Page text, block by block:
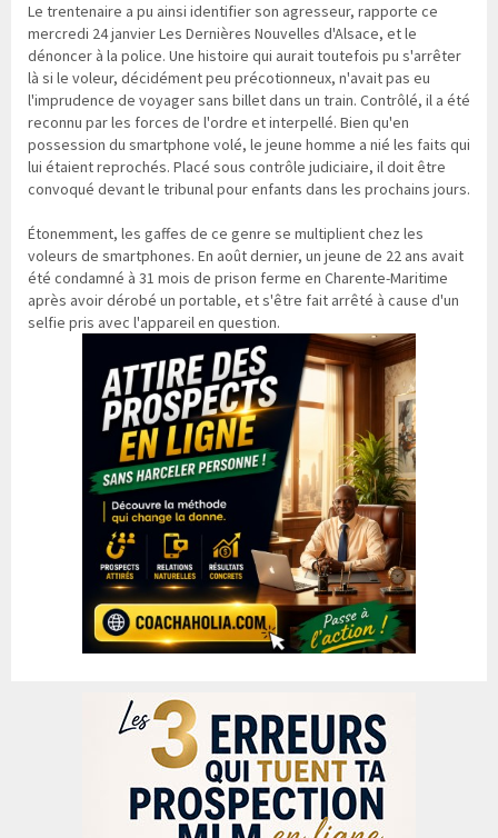
Le trentenaire a pu ainsi identifier son agresseur, rapporte ce
mercredi 24 janvier Les Dernières Nouvelles d'Alsace, et le
dénoncer à la police. Une histoire qui aurait toutefois pu s'arrêter
là si le voleur, décidément peu précotionneux, n'avait pas eu
l'imprudence de voyager sans billet dans un train. Contrôlé, il a été
reconnu par les forces de l'ordre et interpellé. Bien qu'en
possession du smartphone volé, le jeune homme a nié les faits qui
lui étaient reprochés. Placé sous contrôle judiciaire, il doit être
convoqué devant le tribunal pour enfants dans les prochains jours.
Étonemment, les gaffes de ce genre se multiplient chez les
voleurs de smartphones. En août dernier, un jeune de 22 ans avait
été condamné à 31 mois de prison ferme en Charente-Maritime
après avoir dérobé un portable, et s'être fait arrêté à cause d'un
selfie pris avec l'appareil en question.